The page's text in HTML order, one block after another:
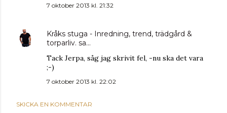
7 oktober 2013 kl. 21:32
Kråks stuga - Inredning, trend, trädgård &
torparliv. sa…
Tack Jerpa, såg jag skrivit fel, -nu ska det vara
;-)
7 oktober 2013 kl. 22:02
SKICKA EN KOMMENTAR